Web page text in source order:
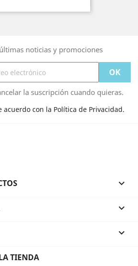
noticias y promociones
la suscripción cuando quieras.
acuerdo con la Política de Privacidad.



TIENDA